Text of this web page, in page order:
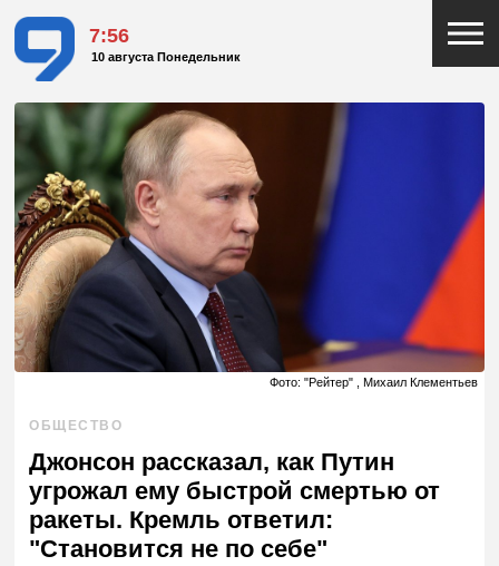
7:56
10 августа Понедельник
Фото: "Рейтер" , Михаил Клементьев
ОБЩЕСТВО
Джонсон рассказал, как Путин
угрожал ему быстрой смертью от
ракеты. Кремль ответил:
"Становится не по себе"